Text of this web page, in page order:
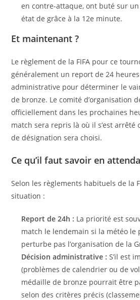
en contre-attaque, ont buté sur
état de grâce à la 12e minute.
Et maintenant ?
Le règlement de la FIFA pour ce
généralement un report de 24
administrative pour déterminer le
de bronze. Le comité d’organisation
officiellement dans les prochaines
match sera repris là où il s’est arrêté
de désignation sera choisi.
Ce qu’il faut savoir en
Selon les règlements habituels de la
situation :
Report de 24h : La priorité est
match le lendemain si la météo le
perturbe pas l’organisation de la
Décision administrative : S’il est
(problèmes de calendrier ou de
médaille de bronze pourrait être
selon des critères précis